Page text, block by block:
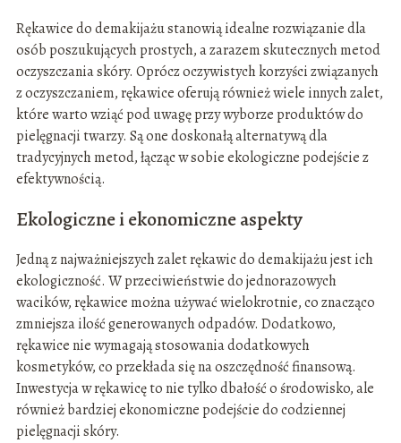
Rękawice do demakijażu stanowią idealne rozwiązanie dla
osób poszukujących prostych, a zarazem skutecznych metod
oczyszczania skóry. Oprócz oczywistych korzyści związanych
z oczyszczaniem, rękawice oferują również wiele innych zalet,
które warto wziąć pod uwagę przy wyborze produktów do
pielęgnacji twarzy. Są one doskonałą alternatywą dla
tradycyjnych metod, łącząc w sobie ekologiczne podejście z
efektywnością.
Ekologiczne i ekonomiczne aspekty
Jedną z najważniejszych zalet rękawic do demakijażu jest ich
ekologiczność. W przeciwieństwie do jednorazowych
wacików, rękawice można używać wielokrotnie, co znacząco
zmniejsza ilość generowanych odpadów. Dodatkowo,
rękawice nie wymagają stosowania dodatkowych
kosmetyków, co przekłada się na oszczędność finansową.
Inwestycja w rękawicę to nie tylko dbałość o środowisko, ale
również bardziej ekonomiczne podejście do codziennej
pielęgnacji skóry.